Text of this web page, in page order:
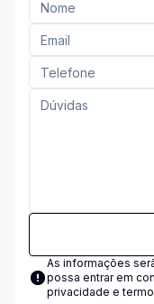
As informações
possa entrar em
privacidade e